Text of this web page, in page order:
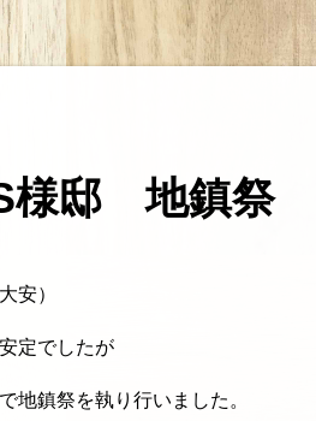
様邸 地鎮祭
安）
定でしたが
地鎮祭を執り行いました。